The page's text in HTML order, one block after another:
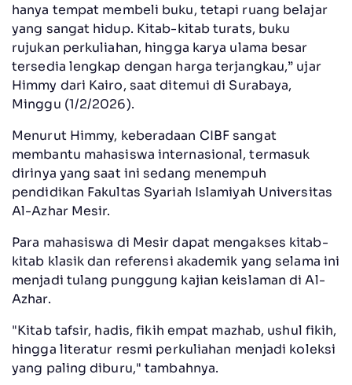
hanya tempat membeli buku, tetapi ruang belajar
yang sangat hidup. Kitab-kitab turats, buku
rujukan perkuliahan, hingga karya ulama besar
tersedia lengkap dengan harga terjangkau,” ujar
Himmy dari Kairo, saat ditemui di Surabaya,
Minggu (1/2/2026).
Menurut Himmy, keberadaan CIBF sangat
membantu mahasiswa internasional, termasuk
dirinya yang saat ini sedang menempuh
pendidikan Fakultas Syariah Islamiyah Universitas
Al-Azhar Mesir.
Para mahasiswa di Mesir dapat mengakses kitab-
kitab klasik dan referensi akademik yang selama ini
menjadi tulang punggung kajian keislaman di Al-
Azhar.
"Kitab tafsir, hadis, fikih empat mazhab, ushul fikih,
hingga literatur resmi perkuliahan menjadi koleksi
yang paling diburu," tambahnya.